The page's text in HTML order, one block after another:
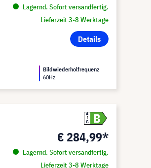
Lagernd. Sofort versandfertig.
Lieferzeit 3-8 Werktage
Details
Bildwiederholfrequenz
60Hz
A
G
B
€ 284,99*
Lagernd. Sofort versandfertig.
Lieferzeit 3-8 Werktage